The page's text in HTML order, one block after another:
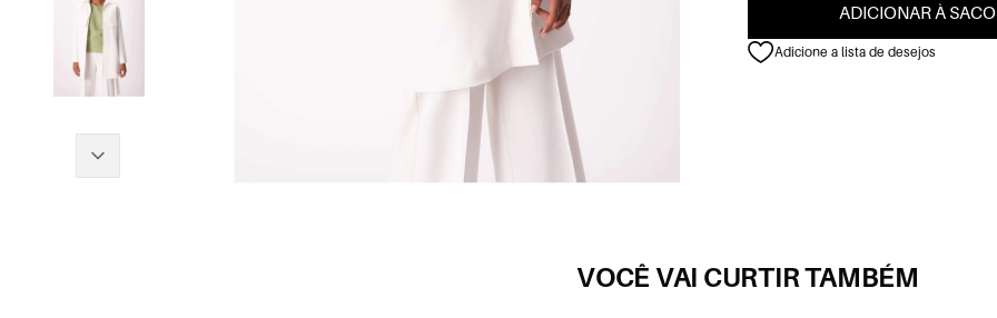
ADICIONAR À
Adicione a lista de desejos
VOCÊ VAI CURTIR TAMBÉM